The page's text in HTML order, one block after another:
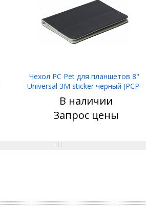
Чехол PC Pet для планшетов 8"
Universal 3M sticker черный (PCP-
TU3008BK)
В наличии
Запрос цены
Узнать цену